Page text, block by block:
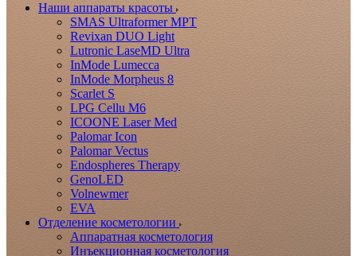
Наши аппараты красоты
SMAS Ultraformer MPT
Revixan DUO Light
Lutronic LaseMD Ultra
InMode Lumecca
InMode Morpheus 8
Scarlet S
LPG Cellu M6
ICOONE Laser Med
Palomar Icon
Palomar Vectus
Endospheres Therapy
GenoLED
Volnewmer
EVA
Отделение косметологии
Аппаратная косметология
Инъекционная косметология